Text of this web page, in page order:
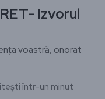
Izvorul
voastră, onorat
Citești într-un minut